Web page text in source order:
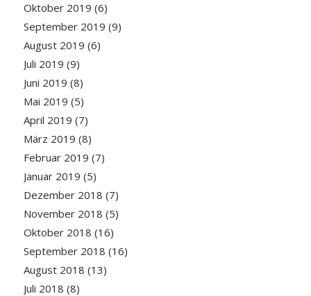
Oktober 2019 (6)
September 2019 (9)
August 2019 (6)
Juli 2019 (9)
Juni 2019 (8)
Mai 2019 (5)
April 2019 (7)
März 2019 (8)
Februar 2019 (7)
Januar 2019 (5)
Dezember 2018 (7)
November 2018 (5)
Oktober 2018 (16)
September 2018 (16)
August 2018 (13)
Juli 2018 (8)